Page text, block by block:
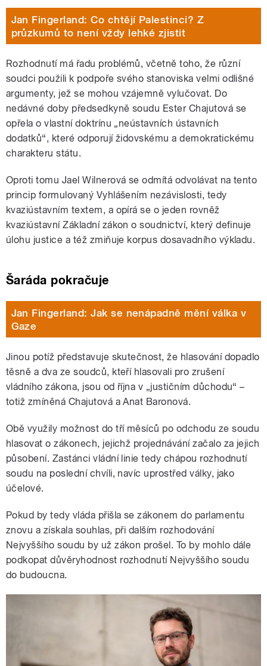
Jan Fingerland: Co chtějí Palestinci? Z
průzkumů to není vždy lehké zjistit
Rozhodnutí má řadu problémů, včetně toho, že různí
soudci použili k podpoře svého stanoviska velmi odlišné
argumenty, jež se mohou vzájemně vylučovat. Do
nedávné doby předsedkyně soudu Ester Chajutová se
opřela o vlastní doktrínu „neústavních ústavních
dodatků“, které odporují židovskému a demokratickému
charakteru státu.
Oproti tomu Jael Wilnerová se odmítá odvolávat na tento
princip formulovaný Vyhlášením nezávislosti, tedy
kvaziústavním textem, a opírá se o jeden rovněž
kvaziústavní Základní zákon o soudnictví, který definuje
úlohu justice a též zmiňuje korpus dosavadního výkladu.
Šaráda pokračuje
Jan Fingerland: Jak se nenápadně mění válka v
Gaze
Jinou potíž představuje skutečnost, že hlasování dopadlo
těsně a dva ze soudců, kteří hlasovali pro zrušení
vládního zákona, jsou od října v „justičním důchodu“ –
totiž zmíněná Chajutová a Anat Baronová.
Obě využily možnost do tří měsíců po odchodu ze soudu
hlasovat o zákonech, jejichž projednávání začalo za jejich
působení. Zastánci vládní linie tedy chápou rozhodnutí
soudu na poslední chvíli, navíc uprostřed války, jako
účelové.
Pokud by tedy vláda přišla se zákonem do parlamentu
znovu a získala souhlas, při dalším rozhodování
Nejvyššího soudu by už zákon prošel. To by mohlo dále
podkopat důvěryhodnost rozhodnutí Nejvyššího soudu
do budoucna.